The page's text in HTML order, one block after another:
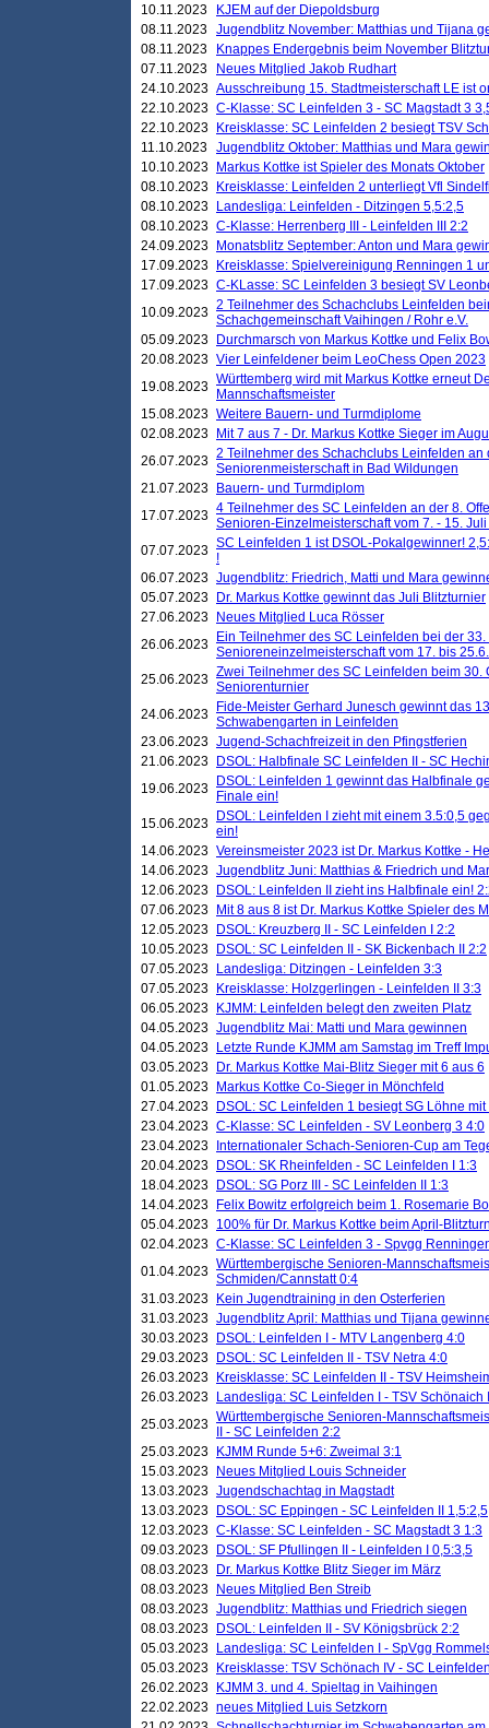
10.11.2023
KJEM auf der Diepoldsburg
08.11.2023 Jugendblitz November: Matthias und Tijana
08.11.2023
Knappes Endergebnis beim November
07.11.2023
Neues Mitglied Jakob Rudhart
24.10.2023 Ausschreibung 15. Stadtmeisterschaft LE ist
22.10.2023 C-Klasse: SC Leinfelden 3 - SC Magstadt 3
22.10.2023
Kreisklasse: SC Leinfelden 2 besiegt TSV
11.10.2023 Jugendblitz Oktober: Matthias und Mara
10.10.2023
Markus Kottke ist Spieler des Monats Oktober
08.10.2023
Kreisklasse: Leinfelden 2 unterliegt Vfl
08.10.2023
Landesliga: Leinfelden - Ditzingen 5,5:2,5
08.10.2023 C-Klasse: Herrenberg III - Leinfelden III 2:2
24.09.2023
Monatsblitz September: Anton und Mara
17.09.2023
Kreisklasse: Spielvereinigung Renningen 1
17.09.2023 C-KLasse: SC Leinfelden 3 besiegt SV
10.09.2023 2 Teilnehmer des Schachclubs Leinfelden
Schachgemeinschaft Vaihingen / Rohr e.V.
05.09.2023
Durchmarsch von Markus Kottke und Felix
20.08.2023 Vier Leinfeldener beim LeoChess Open 2023
19.08.2023 Württemberg wird mit Markus Kottke erneut
Mannschaftsmeister
15.08.2023 Weitere Bauern- und Turmdiplome
02.08.2023
Mit 7 aus 7 - Dr. Markus Kottke Sieger im
26.07.2023 2 Teilnehmer des Schachclubs Leinfelden an
Seniorenmeisterschaft in Bad Wildungen
21.07.2023
Bauern- und Turmdiplom
17.07.2023 4 Teilnehmer des SC Leinfelden an der 8.
Senioren-Einzelmeisterschaft vom 7. - 15.
07.07.2023 SC Leinfelden 1 ist DSOL-Pokalgewinner!
!
06.07.2023 Jugendblitz: Friedrich, Matti und Mara
05.07.2023
Dr. Markus Kottke gewinnt das Juli Blitzturnier
27.06.2023
Neues Mitglied Luca Rösser
26.06.2023
Ein Teilnehmer des SC Leinfelden bei der
Senioreneinzelmeisterschaft vom 17. bis
25.06.2023 Zwei Teilnehmer des SC Leinfelden beim
Seniorenturnier
24.06.2023
Fide-Meister Gerhard Junesch gewinnt das
Schwabengarten in Leinfelden
23.06.2023 Jugend-Schachfreizeit in den Pfingstferien
21.06.2023
DSOL: Halbfinale SC Leinfelden II - SC
19.06.2023
DSOL: Leinfelden 1 gewinnt das Halbfinale
Finale ein!
15.06.2023
DSOL: Leinfelden I zieht mit einem 3.5:0,5
ein!
14.06.2023 Vereinsmeister 2023 ist Dr. Markus Kottke -
14.06.2023 Jugendblitz Juni: Matthias & Friedrich und
12.06.2023
DSOL: Leinfelden II zieht ins Halbfinale ein!
07.06.2023
Mit 8 aus 8 ist Dr. Markus Kottke Spieler des
12.05.2023
DSOL: Kreuzberg II - SC Leinfelden I 2:2
10.05.2023
DSOL: SC Leinfelden II - SK Bickenbach II 2:2
07.05.2023
Landesliga: Ditzingen - Leinfelden 3:3
07.05.2023
Kreisklasse: Holzgerlingen - Leinfelden II 3:3
06.05.2023
KJMM: Leinfelden belegt den zweiten Platz
04.05.2023 Jugendblitz Mai: Matti und Mara gewinnen
04.05.2023
Letzte Runde KJMM am Samstag im Treff
03.05.2023
Dr. Markus Kottke Mai-Blitz Sieger mit 6 aus 6
01.05.2023
Markus Kottke Co-Sieger in Mönchfeld
27.04.2023
DSOL: SC Leinfelden 1 besiegt SG Löhne mit
23.04.2023 C-Klasse: SC Leinfelden - SV Leonberg 3 4:0
23.04.2023
Internationaler Schach-Senioren-Cup am
20.04.2023
DSOL: SK Rheinfelden - SC Leinfelden I 1:3
18.04.2023
DSOL: SG Porz III - SC Leinfelden II 1:3
14.04.2023
Felix Bowitz erfolgreich beim 1. Rosemarie
05.04.2023 100% für Dr. Markus Kottke beim April-
02.04.2023 C-Klasse: SC Leinfelden 3 - Spvgg
01.04.2023 Württembergische Senioren-
Schmiden/Cannstatt 0:4
31.03.2023
Kein Jugendtraining in den Osterferien
31.03.2023 Jugendblitz April: Matthias und Tijana
30.03.2023
DSOL: Leinfelden I - MTV Langenberg 4:0
29.03.2023
DSOL: SC Leinfelden II - TSV Netra 4:0
26.03.2023
Kreisklasse: SC Leinfelden II - TSV
26.03.2023
Landesliga: SC Leinfelden I - TSV Schönaich
25.03.2023 Württembergische Senioren-
II - SC Leinfelden 2:2
25.03.2023
KJMM Runde 5+6: Zweimal 3:1
15.03.2023
Neues Mitglied Louis Schneider
13.03.2023 Jugendschachtag in Magstadt
13.03.2023
DSOL: SC Eppingen - SC Leinfelden II 1,5:2,5
12.03.2023 C-Klasse: SC Leinfelden - SC Magstadt 3 1:3
09.03.2023
DSOL: SF Pfullingen II - Leinfelden I 0,5:3,5
08.03.2023
Dr. Markus Kottke Blitz Sieger im März
08.03.2023
Neues Mitglied Ben Streib
08.03.2023 Jugendblitz: Matthias und Friedrich siegen
08.03.2023
DSOL: Leinfelden II - SV Königsbrück 2:2
05.03.2023
Landesliga: SC Leinfelden I - SpVgg
05.03.2023
Kreisklasse: TSV Schönach IV - SC
26.02.2023
KJMM 3. und 4. Spieltag in Vaihingen
22.02.2023 neues Mitglied Luis Setzkorn